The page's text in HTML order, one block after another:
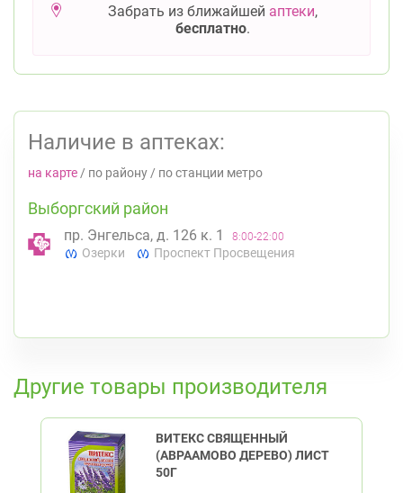
Забрать из ближайшей аптеки,
бесплатно.
Наличие в аптеках:
на карте / по району / по станции метро
Выборгский район
пр. Энгельса, д. 126 к. 1 8:00-22:00
Озерки Проспект Просвещения
Другие товары производителя
ВИТЕКС СВЯЩЕННЫЙ
(АВРААМОВО ДЕРЕВО) ЛИСТ
50Г